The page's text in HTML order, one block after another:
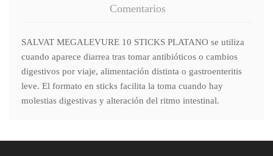
Comentarios
SALVAT MEGALEVURE 10 STICKS PLATANO se utiliza
cuando aparece diarrea tras tomar antibióticos o cambios
digestivos por viaje, alimentación distinta o gastroenteritis
leve. El formato en sticks facilita la toma cuando hay
molestias digestivas y alteración del ritmo intestinal.